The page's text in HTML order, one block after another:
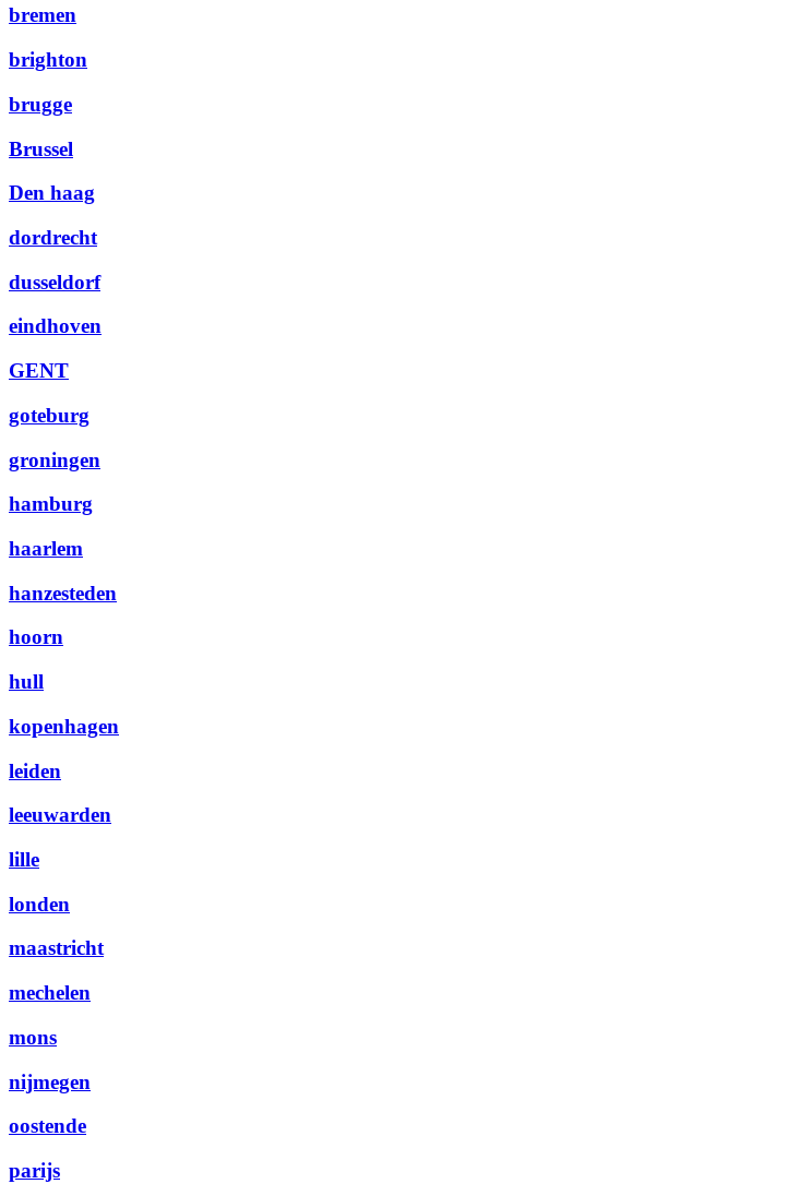
bremen
brighton
brugge
Brussel
Den haag
dordrecht
dusseldorf
eindhoven
GENT
goteburg
groningen
hamburg
haarlem
hanzesteden
hoorn
hull
kopenhagen
leiden
leeuwarden
lille
londen
maastricht
mechelen
mons
nijmegen
oostende
parijs